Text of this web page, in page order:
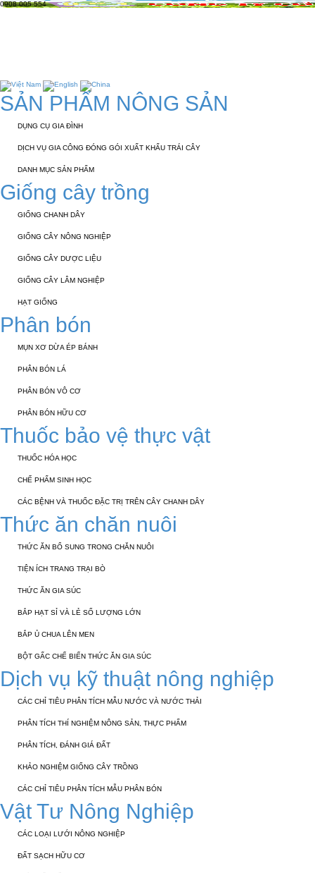
0908 005 554
SẢN PHẨM NÔNG SẢN
DỤNG CỤ GIA ĐÌNH
DỊCH VỤ GIA CÔNG ĐÓNG GÓI XUẤT KHẨU TRÁI CÂY
DANH MỤC SẢN PHẨM
Giống cây trồng
GIỐNG CHANH DÂY
GIỐNG CÂY NÔNG NGHIỆP
GIỐNG CÂY DƯỢC LIỆU
GIỐNG CÂY LÂM NGHIỆP
HẠT GIỐNG
Phân bón
MỤN XƠ DỪA ÉP BÁNH
PHÂN BÓN LÁ
PHÂN BÓN VÔ CƠ
PHÂN BÓN HỮU CƠ
Thuốc bảo vệ thực vật
THUỐC HÓA HỌC
CHẾ PHẨM SINH HỌC
CÁC BỆNH VÀ THUỐC ĐẶC TRỊ TRÊN CÂY CHANH DÂY
Thức ăn chăn nuôi
THỨC ĂN BỔ SUNG TRONG CHĂN NUÔI
TIỆN ÍCH TRANG TRẠI BÒ
THỨC ĂN GIA SÚC
BẮP HẠT SỈ VÀ LẺ SỐ LƯỢNG LỚN
BẮP Ủ CHUA LÊN MEN
BỘT GẤC CHẾ BIẾN THỨC ĂN GIA SÚC
Dịch vụ kỹ thuật nông nghiệp
CÁC CHỈ TIÊU PHÂN TÍCH MẪU NƯỚC VÀ NƯỚC THẢI
PHÂN TÍCH THÍ NGHIỆM NÔNG SẢN, THỰC PHẨM
PHÂN TÍCH, ĐÁNH GIÁ ĐẤT
KHẢO NGHIỆM GIỐNG CÂY TRỒNG
CÁC CHỈ TIÊU PHÂN TÍCH MẪU PHÂN BÓN
Vật Tư Nông Nghiệp
CÁC LOẠI LƯỚI NÔNG NGHIỆP
ĐẤT SẠCH HỮU CƠ